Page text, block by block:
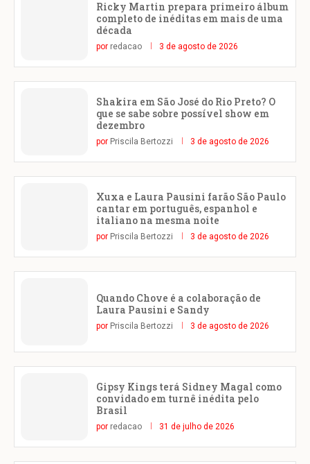
Ricky Martin prepara primeiro álbum
completo de inéditas em mais de uma
década
por redacao 3 de agosto de 2026
Shakira em São José do Rio Preto? O
que se sabe sobre possível show em
dezembro
por Priscila Bertozzi 3 de agosto de 2026
Xuxa e Laura Pausini farão São Paulo
cantar em português, espanhol e
italiano na mesma noite
por Priscila Bertozzi 3 de agosto de 2026
Quando Chove é a colaboração de
Laura Pausini e Sandy
por Priscila Bertozzi 3 de agosto de 2026
Gipsy Kings terá Sidney Magal como
convidado em turnê inédita pelo
Brasil
por redacao 31 de julho de 2026